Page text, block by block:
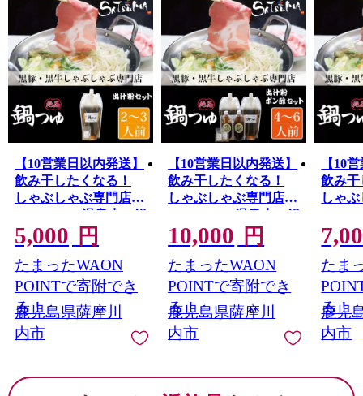
【10営業日以内発送】
飲み干したくなる！
しゃぶしゃぶ専門店
SATSUMA 温泉水の鍋
つゆセット (2～3人前)
鹿児島 しゃぶしゃぶ
うまい！ 鍋つゆ 出汁
ZS-561
5,000 円
たまったWAON
POINTで寄附でき
る！
鹿児島県薩摩川
内市
【10営業日以内発送】
飲み干したくなる！
しゃぶしゃぶ専門店
SATSUMA 温泉水の鍋
つゆセット (4～6人前)
サツマポン酢付 鹿児
島 しゃぶしゃぶ うま
い！ 鍋つゆ 出汁 ポン
酢 AS-0140
10,000 円
たまったWAON
POINTで寄附でき
る！
鹿児島県薩摩川
内市
【10
飲み干
しゃ
つゆセ
鹿児島
うま
ZS-789
たま
る！
鹿児
内市